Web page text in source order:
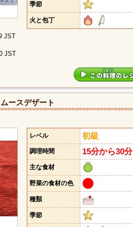
JST
JST
季節
火と包丁
ースデザート
レベル 初級
調理時間 15分から30分
主な食材
野菜の食材の色
種類
季節